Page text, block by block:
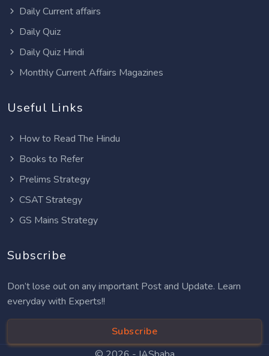
Daily Current affairs
Daily Quiz
Daily Quiz Hindi
Monthly Current Affairs Magazines
Useful Links
How to Read The Hindu
Books to Refer
Prelims Strategy
CSAT Strategy
GS Mains Strategy
Subscribe
Don’t lose out on any important Post and Update. Learn
everyday with Experts!!
Subscribe